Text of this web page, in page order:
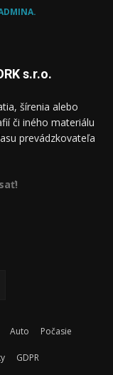
s.r.o.
šírenia alebo
či iného materiálu
prevádzkovateľa
Auto Počasie
GDPR